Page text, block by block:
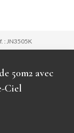
: JN3505K
50m2 avec
Ciel